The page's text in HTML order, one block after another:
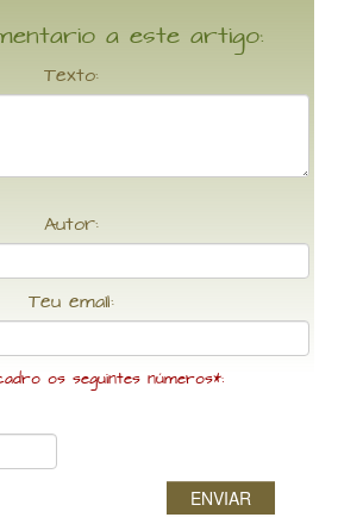
a este artigo:
Texto:
Autor:
Teu email:
os seguintes números*:
ENVIAR